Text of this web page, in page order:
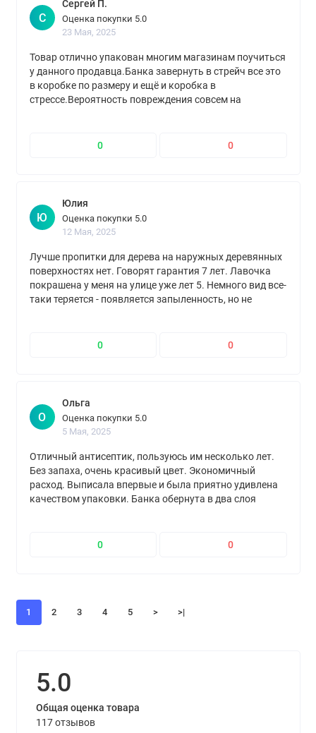
С
Сергей П.
Оценка покупки 5.0
23 Мая, 2025
Товар отлично упакован многим магазинам поучиться
у данного продавца.Банка завернуть в стрейч все это
в коробке по размеру и ещё и коробка в
стрессе.Вероятность повреждения совсем на
0 0
Ю
Юлия
Оценка покупки 5.0
12 Мая, 2025
Лучше пропитки для дерева на наружных деревянных
поверхностях нет. Говорят гарантия 7 лет. Лавочка
покрашена у меня на улице уже лет 5. Немного вид все-
таки теряется - появляется запыленность, но не
0
0
О
Ольга
Оценка покупки 5.0
5 Мая, 2025
Отличный антисептик, пользуюсь им несколько лет.
Без запаха, очень красивый цвет. Экономичный
расход. Выписала впервые и была приятно удивлена
качеством упаковки. Банка обернута в два слоя
"осторожно, хрупкое". Спасибо продавцу
0 0
1 2 3 4 5 > >|
5.0
Общая оценка товара
117 отзывов